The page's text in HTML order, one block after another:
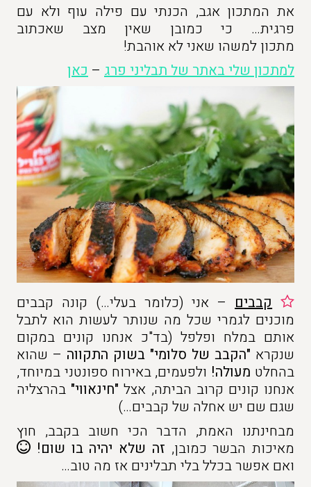
את המתכון אגב, הכנתי עם פילה עוף ולא עם
פרגית… כי כמובן שאין מצב שאכתוב
מתכון למשהו שאני לא אוהבת!
למתכון שלי באתר של תבליני פרג – כאן
קבבים– אני (כלומר בעלי…) קונה קבבים
מוכנים לגמרי שכל מה שנותר לעשות הוא לתבל
אותם במלח ופלפל (בד"כ אנחנו קונים במקום
שנקרא "הקבב של סלומי" בשוק התקווה – שהוא
בהחלט מעולה! ולפעמים, באירוח ספונטני במיוחד,
אנחנו קונים קרוב הביתה, אצל "חינאווי" בהרצליה
שגם שם יש אחלה של קבבים…)
מבחינתנו האמת, הדבר הכי חשוב בקבב, חוץ
מאיכות הבשר כמובן, זה שלא יהיה בו שום!
ואם אפשר בכלל בלי תבלינים אז מה טוב…